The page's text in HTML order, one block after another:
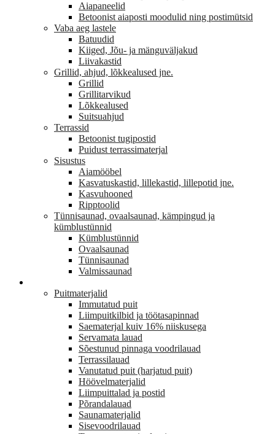
Aiapaneelid
Betoonist aiaposti moodulid ning postimütsid
Vaba aeg lastele
Batuudid
Kiiged, Jõu- ja mänguväljakud
Liivakastid
Grillid, ahjud, lõkkealused jne.
Grillid
Grillitarvikud
Lõkkealused
Suitsuahjud
Terrassid
Betoonist tugipostid
Puidust terrassimaterjal
Sisustus
Aiamööbel
Kasvatuskastid, lillekastid, lillepotid jne.
Kasvuhooned
Ripptoolid
Tünnisaunad, ovaalsaunad, kämpingud ja
kümblustünnid
Kümblustünnid
Ovaalsaunad
Tünnisaunad
Valmissaunad
Puitmaterjalid
Immutatud puit
Liimpuitkilbid ja töötasapinnad
Saematerjal kuiv 16% niiskusega
Servamata lauad
Sõestunud pinnaga voodrilauad
Terrassilauad
Vanutatud puit (harjatud puit)
Höövelmaterjalid
Liimpuittalad ja postid
Põrandalauad
Saunamaterjalid
Sisevoodrilauad